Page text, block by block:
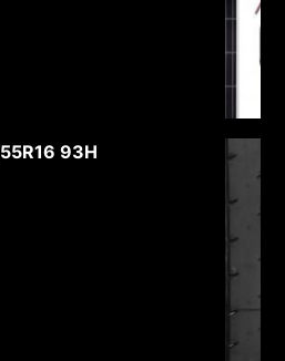
93H